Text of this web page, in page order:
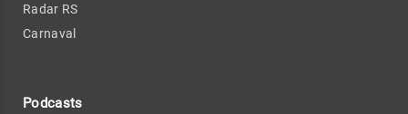
Radar RS
Carnaval
Podcasts